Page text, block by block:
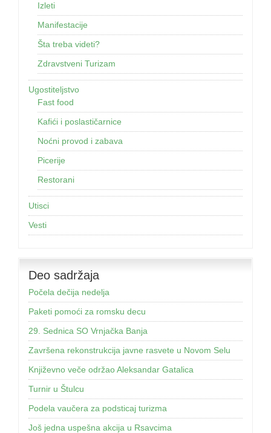
Izleti
Manifestacije
Šta treba videti?
Zdravstveni Turizam
Ugostiteljstvo
Fast food
Kafići i poslastičarnice
Noćni provod i zabava
Picerije
Restorani
Utisci
Vesti
Deo sadržaja
Počela dečija nedelja
Paketi pomoći za romsku decu
29. Sednica SO Vrnjačka Banja
Završena rekonstrukcija javne rasvete u Novom Selu
Književno veče održao Aleksandar Gatalica
Turnir u Štulcu
Podela vaučera za podsticaj turizma
Još jednа uspešnа аkcijа u Rsаvcimа